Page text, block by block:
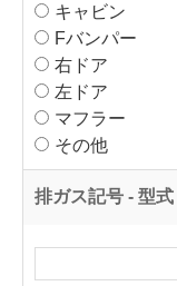
キャビン
Fバンパー
右ドア
左ドア
マフラー
その他
排ガス記号 - 型